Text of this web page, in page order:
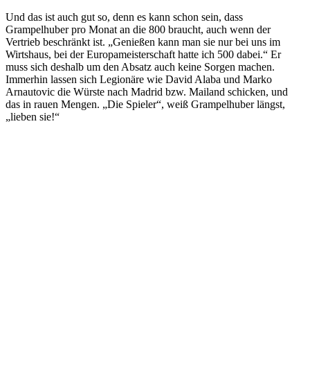
Und das ist auch gut so, denn es kann schon sein, dass
Grampelhuber pro Monat an die 800 braucht, auch wenn der
Vertrieb beschränkt ist. „Genießen kann man sie nur bei uns im
Wirtshaus, bei der Europameisterschaft hatte ich 500 dabei.“ Er
muss sich deshalb um den Absatz auch keine Sorgen machen.
Immerhin lassen sich Legionäre wie David Alaba und Marko
Arnautovic die Würste nach Madrid bzw. Mailand schicken, und
das in rauen Mengen. „Die Spieler“, weiß Grampelhuber längst,
„lieben sie!“